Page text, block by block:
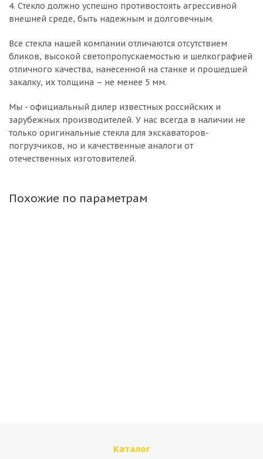
4. Стекло должно успешно противостоять агрессивной
внешней среде, быть надежным и долговечным.
Все стекла нашей компании отличаются отсутствием
бликов, высокой светопропускаемостью и шелкографией
отличного качества, нанесенной на станке и прошедшей
закалку, их толщина – не менее 5 мм.
Мы - официальный дилер известных российских и
зарубежных производителей. У нас всегда в наличии не
только оригинальные стекла для экскаваторов-
погрузчиков, но и качественные аналоги от
отечественных изготовителей.
Похожие по параметрам
Каталог